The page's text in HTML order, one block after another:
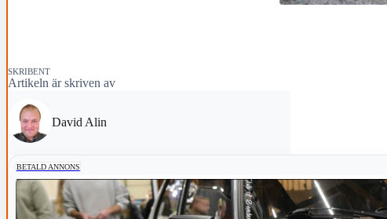
SKRIBENT
Artikeln är skriven av
David Alin
BETALD ANNONS